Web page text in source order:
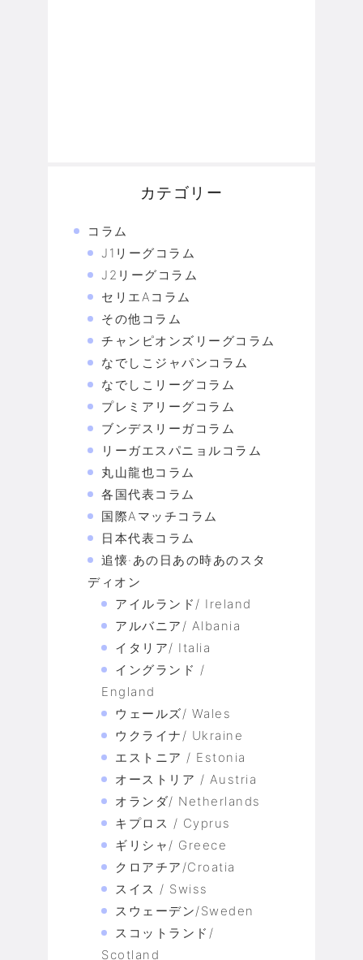
カテゴリー
コラム
J1リーグコラム
J2リーグコラム
セリエAコラム
その他コラム
チャンピオンズリーグコラム
なでしこジャパンコラム
なでしこリーグコラム
プレミアリーグコラム
ブンデスリーガコラム
リーガエスパニョルコラム
丸山龍也コラム
各国代表コラム
国際Aマッチコラム
日本代表コラム
追懐·あの日あの時あのスタ
ディオン
アイルランド/ Ireland
アルバニア/ Albania
イタリア/ Italia
イングランド /
England
ウェールズ/ Wales
ウクライナ/ Ukraine
エストニア / Estonia
オーストリア / Austria
オランダ/ Netherlands
キプロス / Cyprus
ギリシャ/ Greece
クロアチア/Croatia
スイス / Swiss
スウェーデン/Sweden
スコットランド/
Scotland